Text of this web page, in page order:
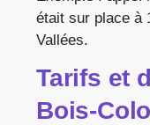
était sur place à
Vallées.
Tarifs et
Bois-